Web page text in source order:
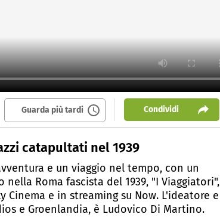
Guarda più tardi Condividi
catapultati nel 1939
e un viaggio nel tempo, con un
Roma fascista del 1939, "I Viaggiatori",
Cinema e in streaming su Now. L'ideatore e
e Groenlandia, è Ludovico Di Martino.